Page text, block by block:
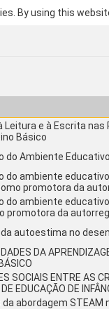
By using this
Leitura e à Escrita
Básico
do Ambiente
do ambiente
promotora da
do ambiente
promotora da
autoestima no
DA
SOCIAIS ENTRE AS
EDUCAÇÃO DE
abordagem STEAM